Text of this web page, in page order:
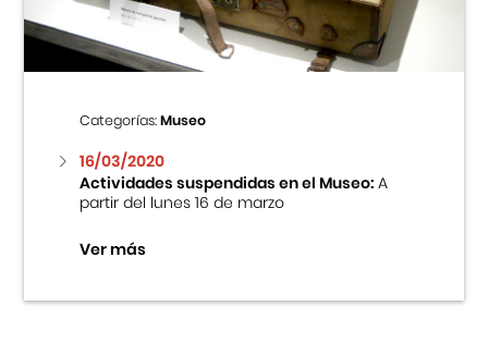
Categorías:Museo
16/03/2020
Actividades suspendidas en el Museo:A
partir del lunes 16 de marzo
Ver más